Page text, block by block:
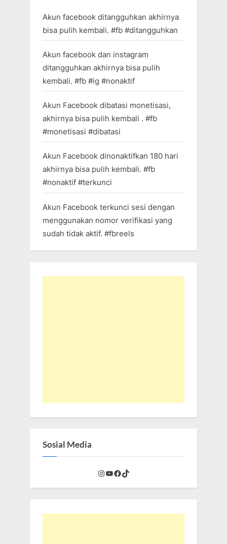
Akun facebook ditangguhkan akhirnya
bisa pulih kembali. #fb #ditangguhkan
Akun facebook dan instagram
ditangguhkan akhirnya bisa pulih
kembali. #fb #ig #nonaktif
Akun Facebook dibatasi monetisasi,
akhirnya bisa pulih kembali . #fb
#monetisasi #dibatasi
Akun Facebook dinonaktifkan 180 hari
akhirnya bisa pulih kembali. #fb
#nonaktif #terkunci
Akun Facebook terkunci sesi dengan
menggunakan nomor verifikasi yang
sudah tidak aktif. #fbreels
Sosial Media
Instagram
YouTube
Facebook
TikTok